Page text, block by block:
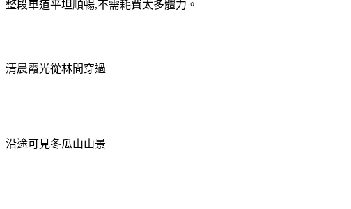
整段車道平坦順暢,不需耗費太多體力。
清晨霞光從林間穿過
沿途可見冬瓜山山景